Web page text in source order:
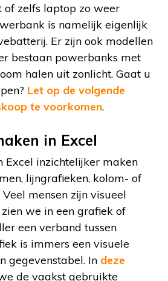
of zelfs laptop zo weer
is namelijk eigenlijk
Er zijn ook modellen
bestaan powerbanks met
halen uit zonlicht. Gaat u
Let op de volgende
te voorkomen.
in Excel
Excel inzichtelijker maken
lijngrafieken, kolom- of
mensen zijn visueel
we in een grafiek of
een verband tussen
is immers een visuele
gegevenstabel. In deze
de vaakst gebruikte